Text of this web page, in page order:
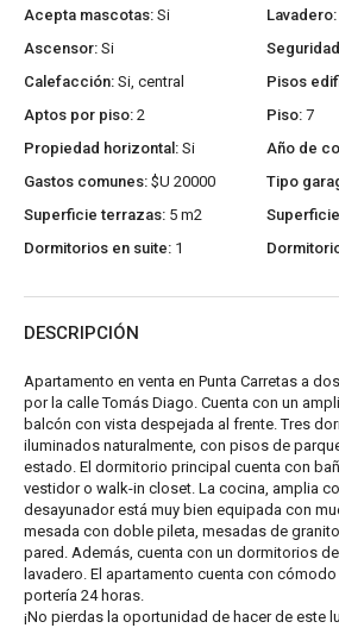
Acepta mascotas: Si Lavadero:
Ascensor: Si
Calefacción: Si, central Pisos
Aptos por piso: 2 Piso: 7
Propiedad horizontal: Si Año de
Gastos comunes: $U 20000 Tipo
Superficie terrazas: 5 m2
Dormitorios en suite: 1
DESCRIPCIÓN
Apartamento en venta en Punta Carretas a
por la calle Tomás Diago. Cuenta con un
balcón con vista despejada al frente. Tres
iluminados naturalmente, con pisos de
estado. El dormitorio principal cuenta con
vestidor o walk-in closet. La cocina, amplia
desayunador está muy bien equipada con
mesada con doble pileta, mesadas de
pared. Además, cuenta con un dormitorios
lavadero. El apartamento cuenta con
portería 24 horas.
¡No pierdas la oportunidad de hacer de este